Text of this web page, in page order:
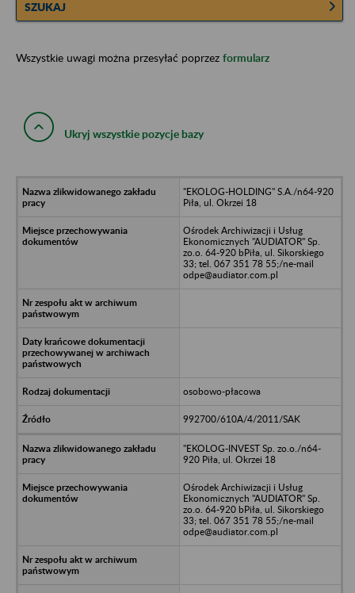
SZUKAJ
Wszystkie uwagi można przesyłać poprzez formularz
Ukryj wszystkie pozycje bazy
"EKOLOG-HOLDING" S.A./n64-920
Piła, ul. Okrzei 18
Ośrodek Archiwizacji i Usług
Ekonomicznych "AUDIATOR" Sp.
zo.o. 64-920 bPiła, ul. Sikorskiego
33; tel. 067 351 78 55;/ne-mail
odpe@audiator.com.pl
osobowo-płacowa
992700/610A/4/2011/SAK
"EKOLOG-INVEST Sp. zo.o./n64-
920 Piła, ul. Okrzei 18
Ośrodek Archiwizacji i Usług
Ekonomicznych "AUDIATOR" Sp.
zo.o. 64-920 bPiła, ul. Sikorskiego
33; tel. 067 351 78 55;/ne-mail
odpe@audiator.com.pl